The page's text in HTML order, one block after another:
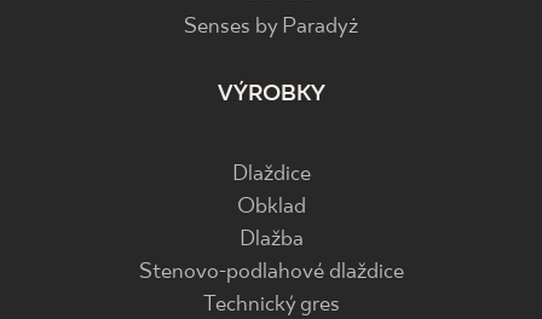
Senses by Paradyż
VÝROBKY
Dlaždice
Obklad
Dlažba
Stenovo-podlahové dlaždice
Technický gres